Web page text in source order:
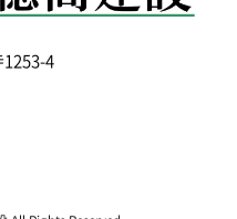
4